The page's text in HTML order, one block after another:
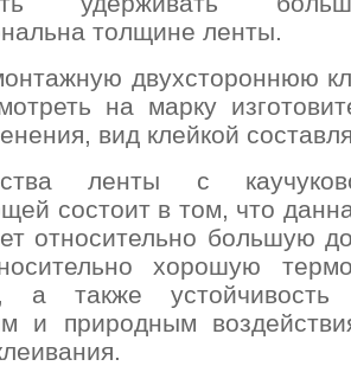
толщине ленты.
двухстороннюю
на марку
вид клейкой
ленты с
состоит в том, что
относительно большую
хорошую
а также
и природным